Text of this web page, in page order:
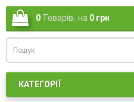
0 Товарів, на 0 грн
КАТЕГОРІЇ